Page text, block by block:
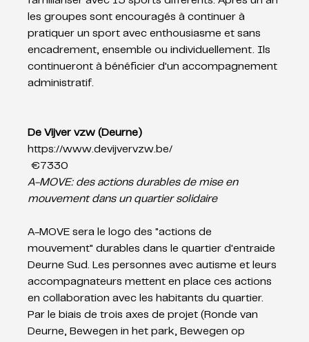
les groupes sont encouragés à continuer à
pratiquer un sport avec enthousiasme et sans
encadrement, ensemble ou individuellement. Ils
continueront à bénéficier d'un accompagnement
administratif.
De Vijver vzw (Deurne)
https://www.devijvervzw.be/
€7330
A-MOVE: des actions durables de mise en
mouvement dans un quartier solidaire
A-MOVE sera le logo des "actions de
mouvement" durables dans le quartier d'entraide
Deurne Sud. Les personnes avec autisme et leurs
accompagnateurs mettent en place ces actions
en collaboration avec les habitants du quartier.
Par le biais de trois axes de projet (Ronde van
Deurne, Bewegen in het park, Bewegen op